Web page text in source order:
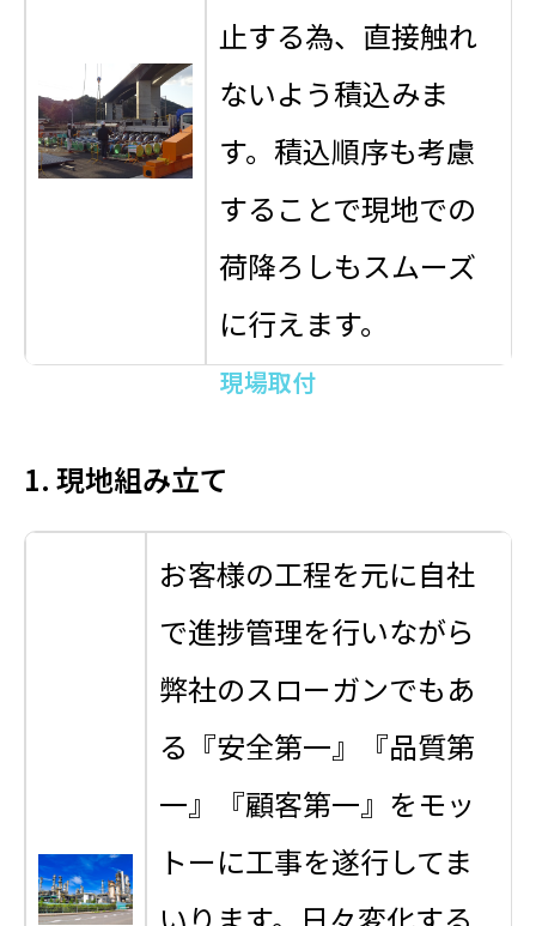
止する為、直接触れ
ないよう積込みま
す。積込順序も考慮
することで現地での
荷降ろしもスムーズ
に行えます。
現場取付
1. 現地組み立て
お客様の工程を元に自社
で進捗管理を行いながら
弊社のスローガンでもあ
る『安全第一』『品質第
一』『顧客第一』をモッ
トーに工事を遂行してま